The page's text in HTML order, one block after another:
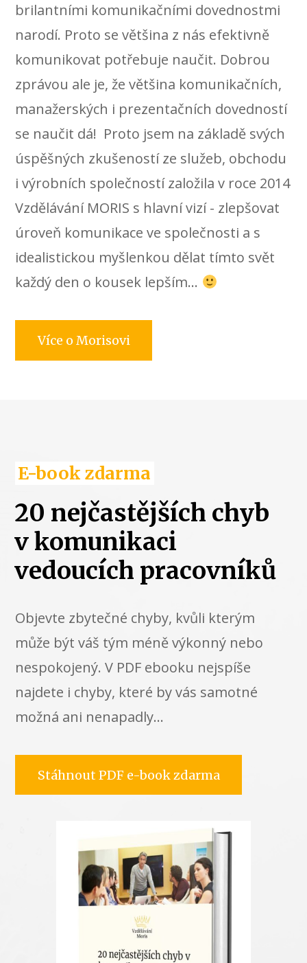
brilantními komunikačními dovednostmi
narodí. Proto se většina z nás efektivně
komunikovat potřebuje naučit. Dobrou
zprávou ale je, že většina komunikačních,
manažerských i prezentačních dovedností
se naučit dá! Proto jsem na základě svých
úspěšných zkušeností ze služeb, obchodu
i výrobních společností založila v roce 2014
Vzdělávání MORIS s hlavní vizí - zlepšovat
úroveň komunikace ve společnosti a s
idealistickou myšlenkou dělat tímto svět
každý den o kousek lepším...
Více o Morisovi
E-book zdarma
20 nejčastějších chyb
v komunikaci
vedoucích pracovníků
Objevte zbytečné chyby, kvůli kterým
může být váš tým méně výkonný nebo
nespokojený. V PDF ebooku nejspíše
najdete i chyby, které by vás samotné
možná ani nenapadly…
Stáhnout PDF e-book zdarma